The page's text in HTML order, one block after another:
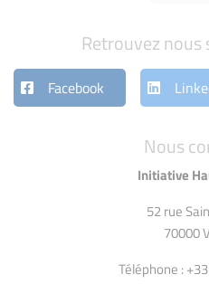
Nous
Initiative
52 rue
70000
Téléphone :
Retrouvez nous
Facebook